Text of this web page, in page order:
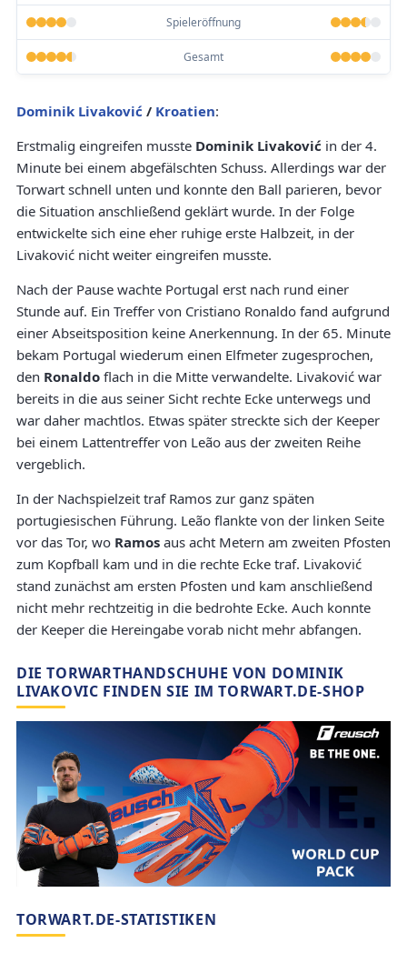
Spieleröffnung
Gesamt
Dominik Livaković / Kroatien:
Erstmalig eingreifen musste Dominik Livaković in der 4.
Minute bei einem abgefälschten Schuss. Allerdings war der
Torwart schnell unten und konnte den Ball parieren, bevor
die Situation anschließend geklärt wurde. In der Folge
entwickelte sich eine eher ruhige erste Halbzeit, in der
Livaković nicht weiter eingreifen musste.
Nach der Pause wachte Portugal erst nach rund einer
Stunde auf. Ein Treffer von Cristiano Ronaldo fand aufgrund
einer Abseitsposition keine Anerkennung. In der 65. Minute
bekam Portugal wiederum einen Elfmeter zugesprochen,
den Ronaldo flach in die Mitte verwandelte. Livaković war
bereits in die aus seiner Sicht rechte Ecke unterwegs und
war daher machtlos. Etwas später streckte sich der Keeper
bei einem Lattentreffer von Leão aus der zweiten Reihe
vergeblich.
In der Nachspielzeit traf Ramos zur ganz späten
portugiesischen Führung. Leão flankte von der linken Seite
vor das Tor, wo Ramos aus acht Metern am zweiten Pfosten
zum Kopfball kam und in die rechte Ecke traf. Livaković
stand zunächst am ersten Pfosten und kam anschließend
nicht mehr rechtzeitig in die bedrohte Ecke. Auch konnte
der Keeper die Hereingabe vorab nicht mehr abfangen.
DIE TORWARTHANDSCHUHE VON DOMINIK
LIVAKOVIC FINDEN SIE IM TORWART.DE-SHOP
TORWART.DE-STATISTIKEN